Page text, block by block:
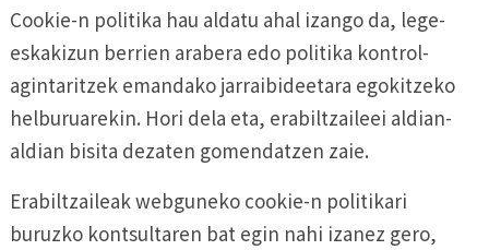
Cookie-n politika hau aldatu ahal izango da, lege-
eskakizun berrien arabera edo politika kontrol-
agintaritzek emandako jarraibideetara egokitzeko
helburuarekin. Hori dela eta, erabiltzaileei aldian-
aldian bisita dezaten gomendatzen zaie.
Erabiltzaileak webguneko cookie-n politikari
buruzko kontsultaren bat egin nahi izanez gero,